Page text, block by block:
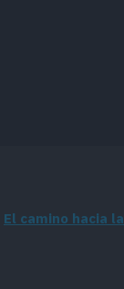
El camino hacia